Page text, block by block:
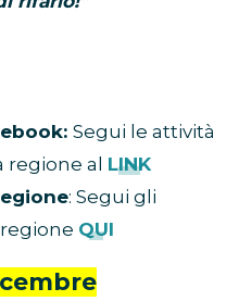
Segui le attività
regione al LINK
: Segui gli
QUI